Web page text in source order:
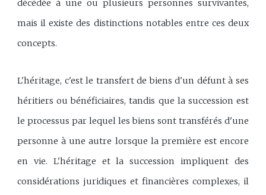
décédée à une ou plusieurs personnes survivantes,
mais il existe des distinctions notables entre ces deux
concepts.
L'héritage, c'est le transfert de biens d'un défunt à ses
héritiers ou bénéficiaires, tandis que la succession est
le processus par lequel les biens sont transférés d'une
personne à une autre lorsque la première est encore
en vie. L'héritage et la succession impliquent des
considérations juridiques et financières complexes, il